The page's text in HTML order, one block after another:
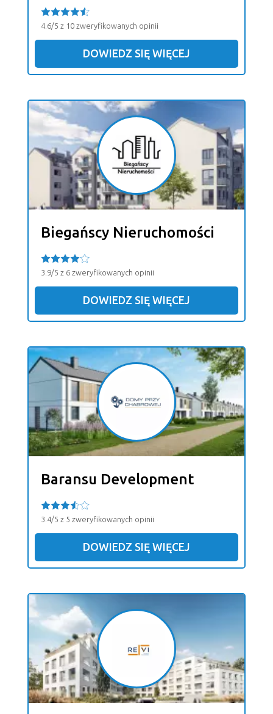
4.6/5 z 10 zweryfikowanych opinii
DOWIEDZ SIĘ WIĘCEJ
Biegańscy Nieruchomości
3.9/5 z 6 zweryfikowanych opinii
DOWIEDZ SIĘ WIĘCEJ
Baransu Development
3.4/5 z 5 zweryfikowanych opinii
DOWIEDZ SIĘ WIĘCEJ